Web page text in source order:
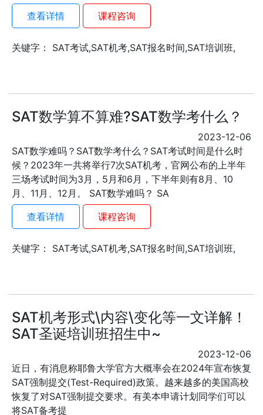
查看详情
课程咨询
关键字： SAT考试,SAT机考,SAT报名时间,SAT培训班,
SAT数学算不算难?SAT数学考什么？
2023-12-06
SAT数学难吗？SAT数学考什么？SAT考试时间是什么时
候？2023年一共将举行7次SAT机考，官网公布的上半年
三场考试时间为3月，5月和6月，下半年则有8月、10
月、11月、12月。 SAT数学难吗？ SA
查看详情
课程咨询
关键字： SAT考试,SAT机考,SAT报名时间,SAT培训班,
SAT机考形式\内容\变化等一文详解！
SAT圣诞培训班招生中~
2023-12-06
近日，有消息称耶鲁大学官方大概率会在2024年宣布‬恢复
SAT强制提交(Test-Required)政策。越来越多的美国高校
恢复了对SAT强制提交要求。有美本申请计划同学们可以
将SAT备考提